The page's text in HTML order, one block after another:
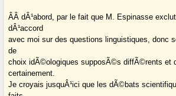
Â­Â dÂ¹abord, par le fait que M. Espinasse
dÂ¹accord
avec moi sur des questions linguistiques, donc
de
choix idÃ©ologiques supposÃ©s diffÃ©rents et
certainement.
Je croyais jusquÂ¹ici que les dÃ©bats